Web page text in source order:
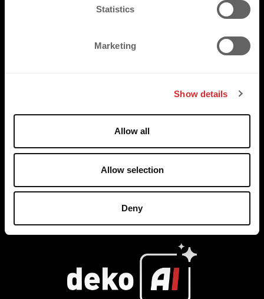
Statistics
Marketing
Show details
Allow all
Allow selection
Deny
METALLISCH WIRKENDE
LOGOS AUF TRIKOTS